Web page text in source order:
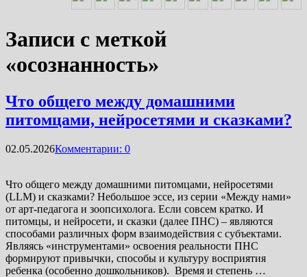
Записи с меткой
«осознанность»
Что общего между домашними
питомцами, нейросетями и сказками?
02.05.2026Комментарии: 0
Что общего между домашними питомцами, нейросетями
(LLM) и сказками? Небольшое эссе, из серии «Между нами»
от арт-педагога и зоопсихолога. Если совсем кратко. И
питомцы, и нейросети, и сказки (далее ПНС) – являются
способами различных форм взаимодействия с субъектами.
Являясь «инструментами» освоения реальности ПНС
формируют привычки, способы и культуру восприятия
ребенка (особенно дошкольников). Время и степень …